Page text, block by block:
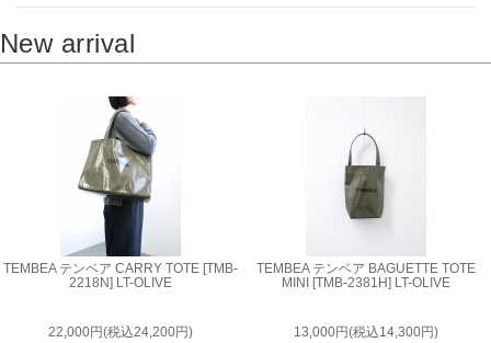
New arrival
TEMBEA テンベア CARRY TOTE [TMB-
2218N] LT-OLIVE
22,000円(税込24,200円)
TEMBEA テンベア BAGUETTE TOTE
MINI [TMB-2381H] LT-OLIVE
13,000円(税込14,300円)